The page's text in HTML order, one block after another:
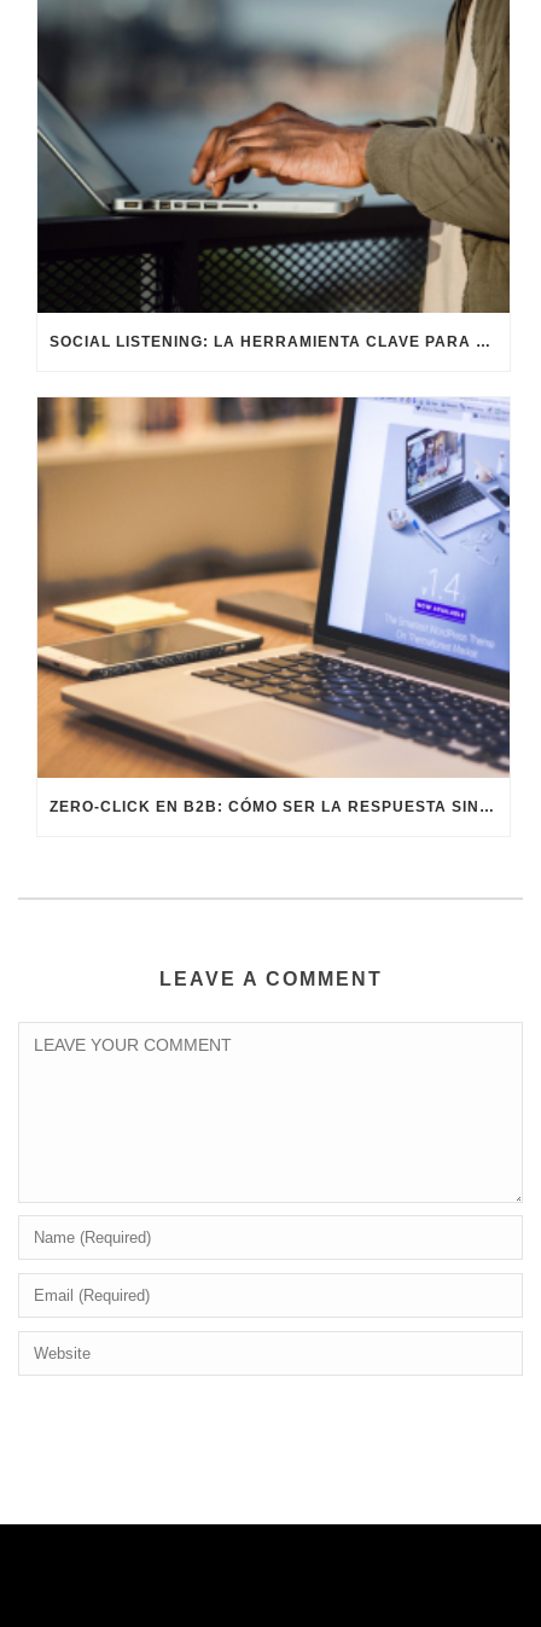
SOCIAL LISTENING: LA HERRAMIENTA CLAVE PARA ENTENDER Y ANTICIPAR A TU AUDIENCIA
ZERO-CLICK EN B2B: CÓMO SER LA RESPUESTA SIN QUE TE BUSQUEN
LEAVE A COMMENT